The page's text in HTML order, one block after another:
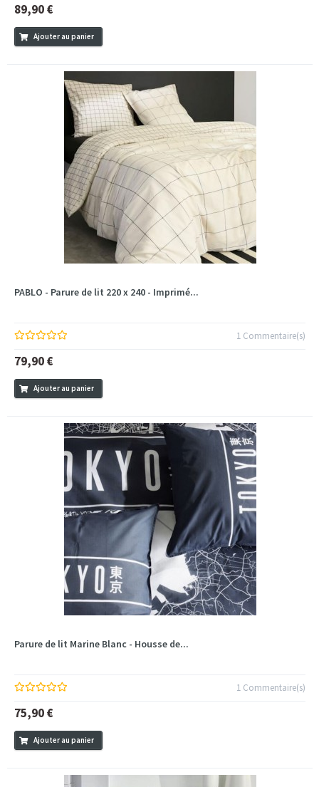
89,90 €
Ajouter au panier
PABLO - Parure de lit 220 x 240 - Imprimé...
1 Commentaire(s)
79,90 €
Ajouter au panier
Parure de lit Marine Blanc - Housse de...
1 Commentaire(s)
75,90 €
Ajouter au panier